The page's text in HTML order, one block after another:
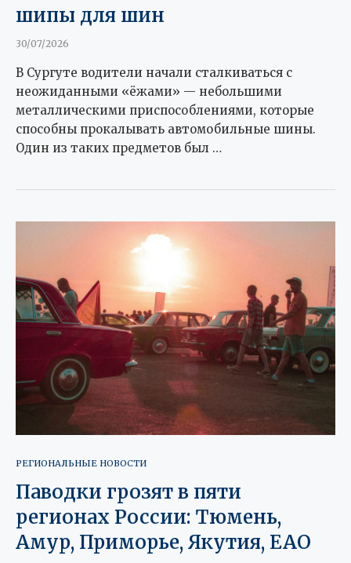
шипы для шин
30/07/2026
В Сургуте водители начали сталкиваться с
неожиданными «ёжами» — небольшими
металлическими приспособлениями, которые
способны прокалывать автомобильные шины.
Один из таких предметов был …
РЕГИОНАЛЬНЫЕ НОВОСТИ
Паводки грозят в пяти
регионах России: Тюмень,
Амур, Приморье, Якутия, ЕАО